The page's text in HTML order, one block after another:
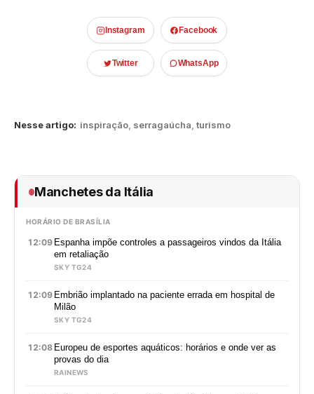
Instagram Facebook
Twitter WhatsApp
Nesse artigo: inspiração, serragaúcha, turismo
Manchetes da Itália
HORÁRIO DE BRASÍLIA
12:09 Espanha impõe controles a passageiros vindos da Itália
em retaliação
SKY TG24
12:09 Embrião implantado na paciente errada em hospital de
Milão
SKY TG24
12:08 Europeu de esportes aquáticos: horários e onde ver as
provas do dia
RAINEWS